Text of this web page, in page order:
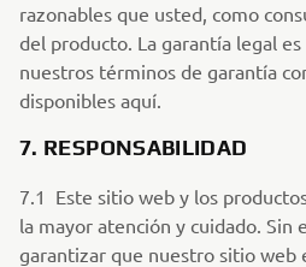
razonables que usted, como
del producto. La garantía legal
nuestros términos de garantía
disponibles aquí.
7. RESPONSABILIDAD
7.1 Este sitio web y los
la mayor atención y cuidado. Sin
garantizar que nuestro sitio web